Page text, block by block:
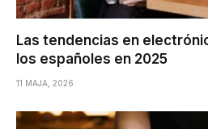
Las tendencias en
los españoles en 2025
11 MAJA, 2026